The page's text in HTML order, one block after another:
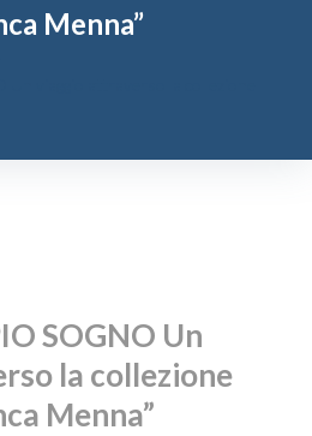
Menna”
SOGNO Un
la collezione
Menna”